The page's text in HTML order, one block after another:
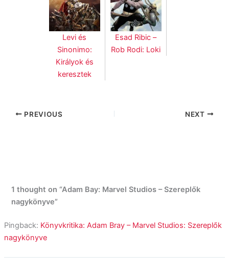
Levi és
Sinonimo:
Királyok és
keresztek
Esad Ribic –
Rob Rodi: Loki
PREVIOUS NEXT
1 thought on “Adam Bay: Marvel Studios – Szereplők
nagykönyve”
Pingback: Könyvkritika: Adam Bray – Marvel ​Studios: Szereplők
nagykönyve